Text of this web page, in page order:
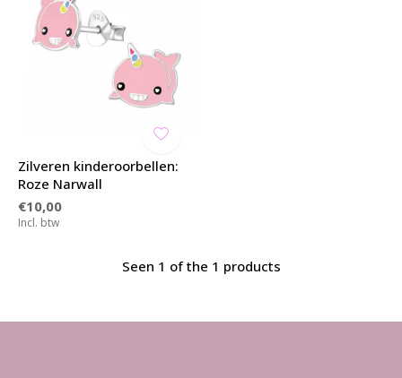
Zilveren kinderoorbellen:
Roze Narwall
€10,00
Incl. btw
Seen 1 of the 1 products